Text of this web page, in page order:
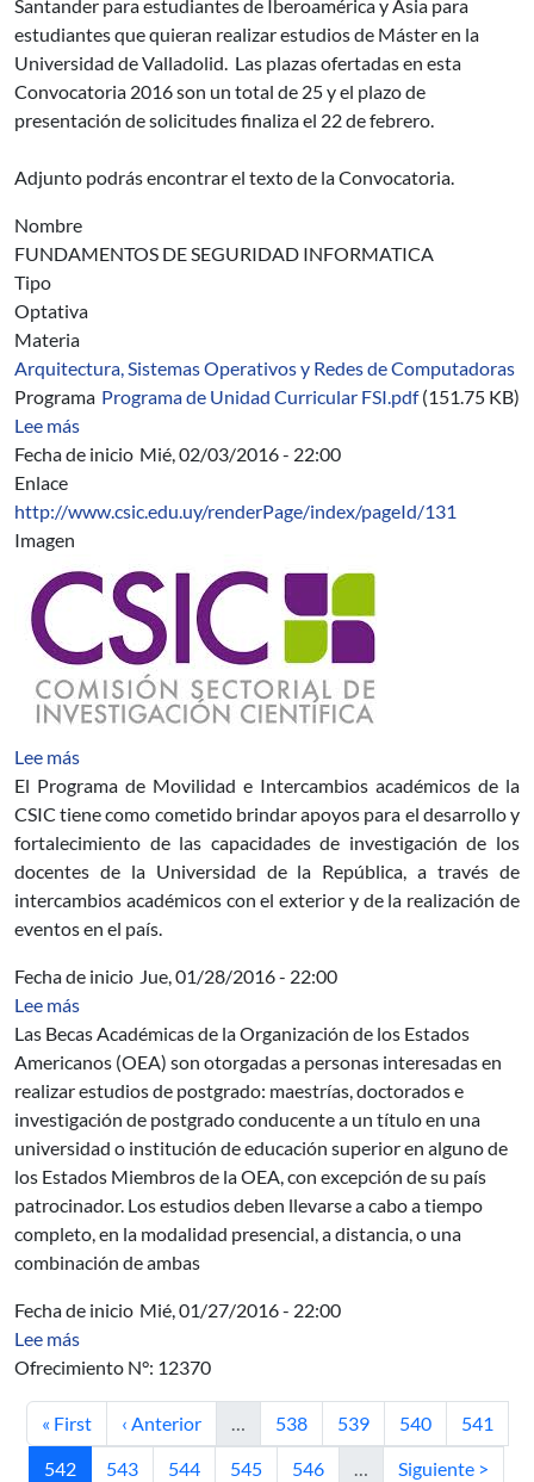
Santander para estudiantes de Iberoamérica y Asia para
estudiantes que quieran realizar estudios de Máster en la
Universidad de Valladolid. Las plazas ofertadas en esta
Convocatoria 2016 son un total de 25 y el plazo de
presentación de solicitudes finaliza el 22 de febrero.
Adjunto podrás encontrar el texto de la Convocatoria.
Nombre
FUNDAMENTOS DE SEGURIDAD INFORMATICA
Tipo
Optativa
Materia
Arquitectura, Sistemas Operativos y Redes de Computadoras
Programa Programa de Unidad Curricular FSI.pdf (151.75 KB)
Lee mássobre Asignatura 5916
Fecha de inicio Mié, 02/03/2016 - 22:00
Enlace
http://www.csic.edu.uy/renderPage/index/pageId/131
Imagen
Lee mássobre Segundo llamado del Programa de Movilidad e
El Programa de Movilidad e Intercambios académicos de la
CSIC tiene como cometido brindar apoyos para el desarrollo y
fortalecimiento de las capacidades de investigación de los
docentes de la Universidad de la República, a través de
intercambios académicos con el exterior y de la realización de
eventos en el país.
Fecha de inicio Jue, 01/28/2016 - 22:00
Lee mássobre Becas de la OEA para estudios académicos de
Las Becas Académicas de la Organización de los Estados
Americanos (OEA) son otorgadas a personas interesadas en
realizar estudios de postgrado: maestrías, doctorados e
investigación de postgrado conducente a un título en una
universidad o institución de educación superior en alguno de
los Estados Miembros de la OEA, con excepción de su país
patrocinador. Los estudios deben llevarse a cabo a tiempo
completo, en la modalidad presencial, a distancia, o una
combinación de ambas
Fecha de inicio Mié, 01/27/2016 - 22:00
Lee mássobre OPP-AUCI JESH - Joint Excellence in Science
Ofrecimiento N°: 12370
Primera página
« First Página anterior
‹ Anterior … Página
538 Página
539 Página
540 Página
541
Página actual
542 Página
543 Página
544 Página
545 Página
546 … Siguiente página
Siguiente >